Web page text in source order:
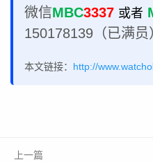
微信MBC3337 或者
150178139（已满员
本文链接： http://
上一篇